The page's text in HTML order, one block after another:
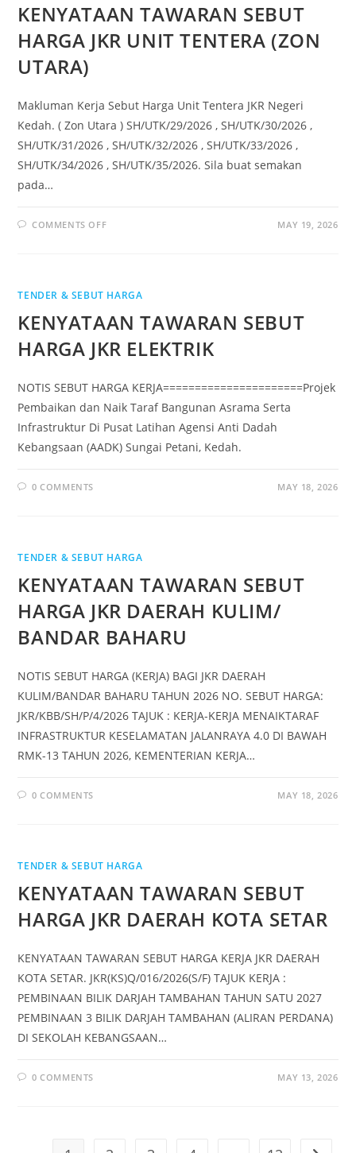
KENYATAAN TAWARAN SEBUT
HARGA JKR UNIT TENTERA (ZON
UTARA)
Makluman Kerja Sebut Harga Unit Tentera JKR Negeri
Kedah. ( Zon Utara ) SH/UTK/29/2026 , SH/UTK/30/2026 ,
SH/UTK/31/2026 , SH/UTK/32/2026 , SH/UTK/33/2026 ,
SH/UTK/34/2026 , SH/UTK/35/2026. Sila buat semakan
pada…
COMMENTS OFF MAY 19, 2026
TENDER & SEBUT HARGA
KENYATAAN TAWARAN SEBUT
HARGA JKR ELEKTRIK
NOTIS SEBUT HARGA KERJA======================Projek
Pembaikan dan Naik Taraf Bangunan Asrama Serta
Infrastruktur Di Pusat Latihan Agensi Anti Dadah
Kebangsaan (AADK) Sungai Petani, Kedah.
0 COMMENTS MAY 18, 2026
TENDER & SEBUT HARGA
KENYATAAN TAWARAN SEBUT
HARGA JKR DAERAH KULIM/
BANDAR BAHARU
NOTIS SEBUT HARGA (KERJA) BAGI JKR DAERAH
KULIM/BANDAR BAHARU TAHUN 2026 NO. SEBUT HARGA:
JKR/KBB/SH/P/4/2026 TAJUK : KERJA-KERJA MENAIKTARAF
INFRASTRUKTUR KESELAMATAN JALANRAYA 4.0 DI BAWAH
RMK-13 TAHUN 2026, KEMENTERIAN KERJA…
0 COMMENTS MAY 18, 2026
TENDER & SEBUT HARGA
KENYATAAN TAWARAN SEBUT
HARGA JKR DAERAH KOTA SETAR
KENYATAAN TAWARAN SEBUT HARGA KERJA JKR DAERAH
KOTA SETAR. JKR(KS)Q/016/2026(S/F) TAJUK KERJA :
PEMBINAAN BILIK DARJAH TAMBAHAN TAHUN SATU 2027
PEMBINAAN 3 BILIK DARJAH TAMBAHAN (ALIRAN PERDANA)
DI SEKOLAH KEBANGSAAN…
0 COMMENTS MAY 13, 2026